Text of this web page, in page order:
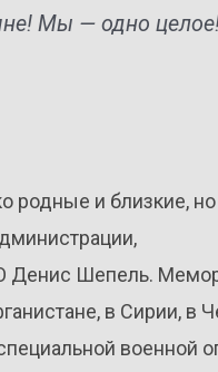
Мы — одно
родные и близкие,
Шепель.
в Сирии, в
военной